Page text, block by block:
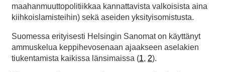
maahanmuuttopolitiikkaa kannattavista valkoisista aina
kiihkoislamisteihin) sekä aseiden yksityisomistusta.
Suomessa erityisesti Helsingin Sanomat on käyttänyt
ammuskelua keppihevosenaan ajaakseen aselakien
tiukentamista kaikissa länsimaissa (1, 2).